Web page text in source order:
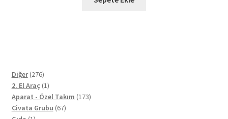
Diğer 276276
ürün
2. El Araç 11
ürün
Aparat - Özel Takım 173173
Civata Grubu 6767